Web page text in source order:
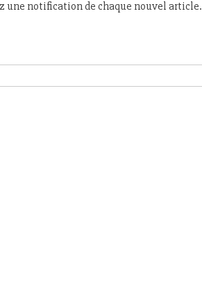
une notification de chaque nouvel article.